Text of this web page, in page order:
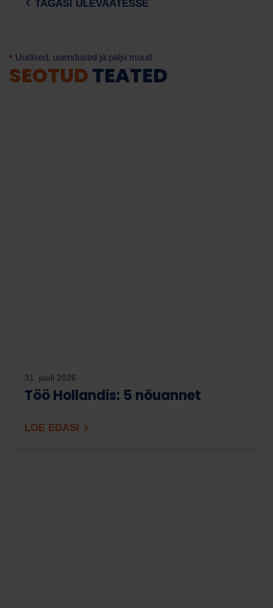
TAGASI ÜLEVAATESSE
Uudised, uuendused ja palju muud
SEOTUDTEATED
31. juuli 2026
Töö Hollandis: 5 nõuannet
LOE EDASI